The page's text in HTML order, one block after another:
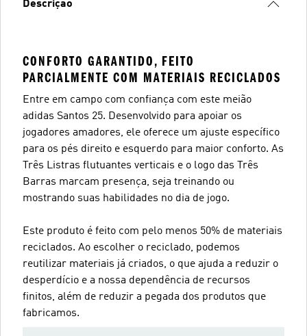
Descrição
CONFORTO GARANTIDO, FEITO
PARCIALMENTE COM MATERIAIS RECICLADOS
Entre em campo com confiança com este meião
adidas Santos 25. Desenvolvido para apoiar os
jogadores amadores, ele oferece um ajuste específico
para os pés direito e esquerdo para maior conforto. As
Três Listras flutuantes verticais e o logo das Três
Barras marcam presença, seja treinando ou
mostrando suas habilidades no dia de jogo.
Este produto é feito com pelo menos 50% de materiais
reciclados. Ao escolher o reciclado, podemos
reutilizar materiais já criados, o que ajuda a reduzir o
desperdício e a nossa dependência de recursos
finitos, além de reduzir a pegada dos produtos que
fabricamos.